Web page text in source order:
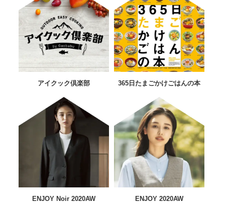
アイクック倶楽部 365日たまごかけごはんの本
ENJOY Noir 2020AW ENJOY 2020AW